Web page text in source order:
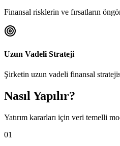
Finansal risklerin ve fırsatların
Uzun Vadeli Strateji
Şirketin uzun vadeli finansal
Nasıl Yapılır?
Yatırım kararları için veri temelli
01